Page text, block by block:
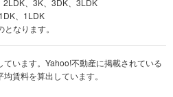
、3K、3DK、3LDK
、1LDK
なります。
います。Yahoo!不動産に掲載されている
賃料を算出しています。